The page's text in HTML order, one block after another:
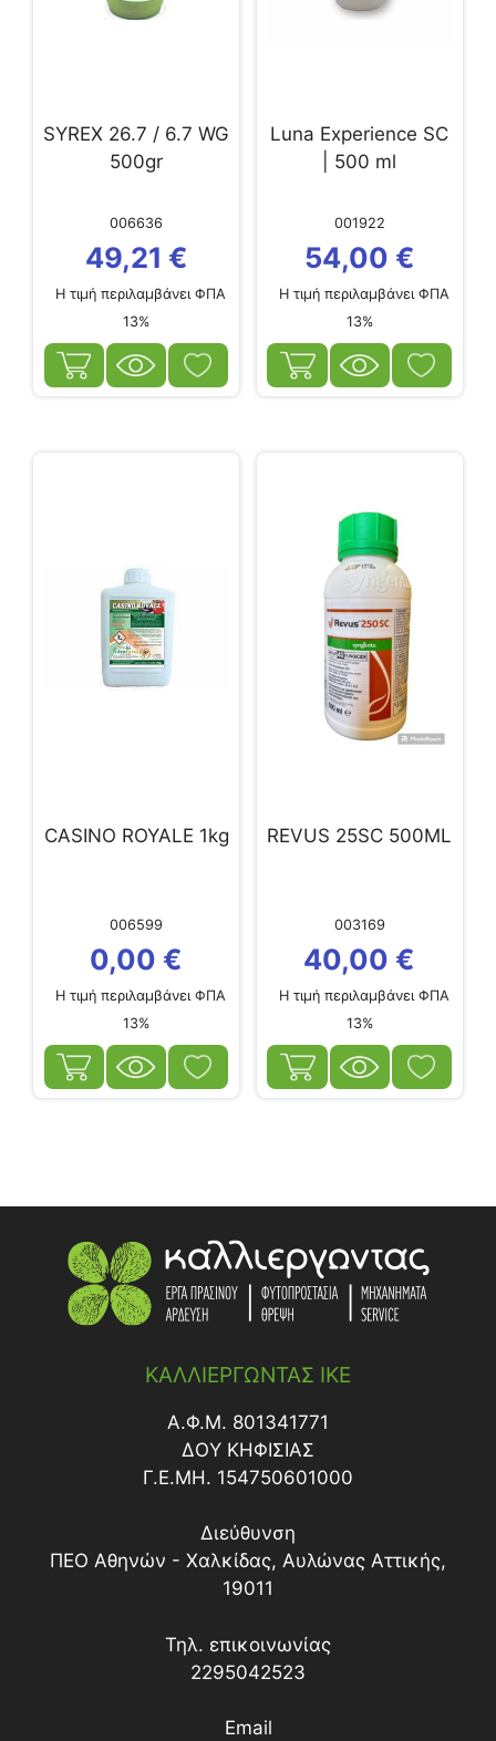
SYREX 26.7 / 6.7 WG
500gr
006636
49,21 €
Η τιμή περιλαμβάνει ΦΠΑ
13%
Luna Experience SC
| 500 ml
001922
54,00 €
Η τιμή περιλαμβάνει ΦΠΑ
13%
CASINO ROYALE 1kg
006599
0,00 €
Η τιμή περιλαμβάνει ΦΠΑ
13%
REVUS 25SC 500ML
003169
40,00 €
Η τιμή περιλαμβάνει ΦΠΑ
13%
ΚΑΛΛΙΕΡΓΩΝΤΑΣ ΙΚΕ
Α.Φ.Μ. 801341771
ΔΟY ΚΗΦΙΣΙΑΣ
Γ.Ε.ΜΗ. 154750601000
Διεύθυνση
ΠΕΟ Αθηνών - Χαλκίδας, Αυλώνας Αττικής,
19011
Τηλ. επικοινωνίας
2295042523
Email